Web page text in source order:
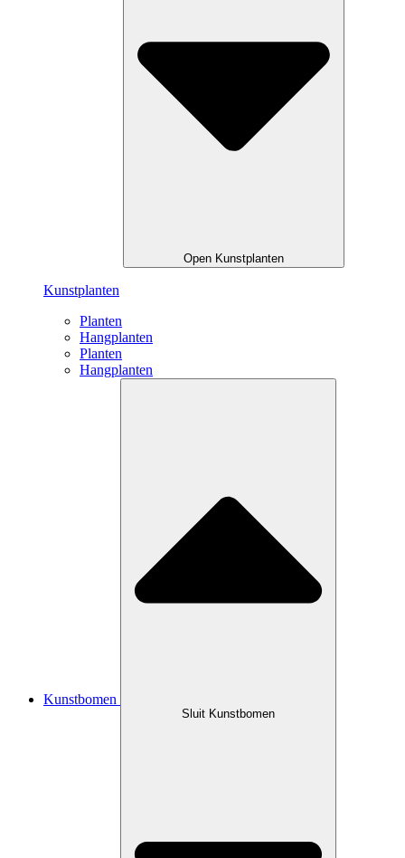
Open Kunstplanten
Kunstplanten
Planten
Hangplanten
Planten
Hangplanten
Kunstbomen
Sluit Kunstbomen